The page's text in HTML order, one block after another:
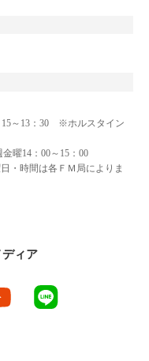
15～13：30 ※ホルスタイン
曜14：00～15：00
・時間は各ＦＭ局によりま
ィア
youtube